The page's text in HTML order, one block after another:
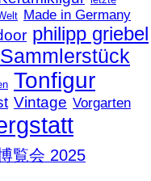
Made in Germany
philipp griebel
Sammlerstück
Tonfigur
Vintage Vorgarten
覧会 2025